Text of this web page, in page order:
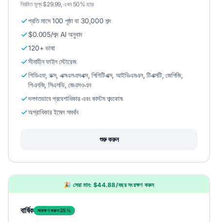
নিয়মিত মূল্য $29.99, এখন 50% ছাড়৷
প্রতি মাসে 100 পৃষ্ঠা বা 30,000 শব্দ
$0.005/শব্দ AI অনুবাদ
120+ ভাষা
সীমাহীন ফাইল স্টোরেজ
পিডিএফ, ডক্স, এক্সএলএসএক্স, পিপিটিএক্স, আইডিএমএল, টিএক্সটি, জেপিজি,
পিএনজি, সিএসভি, জেএসওএন
দলগতভাবে প্রবেশাধিকার এবং কাস্টম শব্দকোষ
অগ্রাধিকার ইমেল সমর্থন
শুরু করুন
🎉 সেরা মান: $44.88/বছর সংরক্ষণ করুন
বার্ষিক সংরক্ষণ করুন 25%